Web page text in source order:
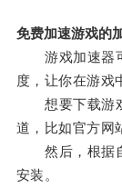
免费加速游戏的
游戏加速器可
度，让你在游戏
想要下载游戏
道，比如官方网
然后，根据自
安装。